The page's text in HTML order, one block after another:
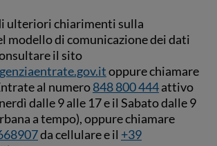
ulteriori chiarimenti sulla
modello di comunicazione dei dati
il sito
oppure chiamare
al numero848 800 444attivo
dalle 9 alle 17 e il Sabato dalle 9
a tempo), oppure chiamare
da cellulare e il +39